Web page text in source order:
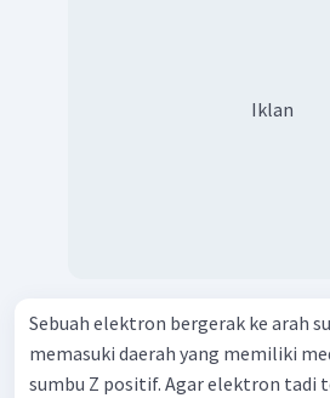
Iklan
Sebuah elektron bergerak ke arah
memasuki daerah yang memiliki
sumbu Z positif. Agar elektron tadi